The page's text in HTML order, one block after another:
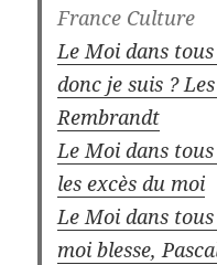
France Culture
Le Moi dans tous
donc je suis ?
Rembrandt
Le Moi dans
les excès du moi
Le Moi dans
moi blesse,